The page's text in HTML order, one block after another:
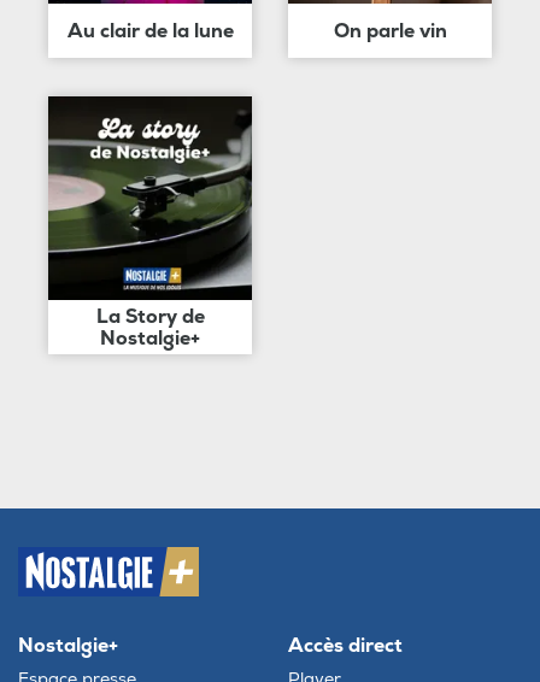
Au clair de la lune On parle vin
La Story de
Nostalgie+
Nostalgie+ Accès direct